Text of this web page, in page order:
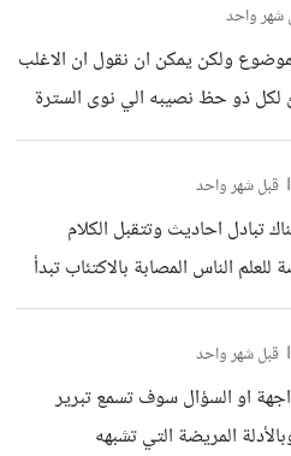
شهر واحد
ولكن يمكن ان نقول ان الاغلب
لكل ذو حظ نصيبه الي نوى السترة
فيه ولي نوى يعيش الموضوع
راح تجيله الصفقة في قصة انه حتى بين الازواج استغلال
تعمل في وظيفتها والزوج في
اصرفي وانا كل ما اجي اجازة
قبل شهر واحد
تبادل احاديث وتتقبل الكلام
الناس المصابة بالاكتئاب تبدأ
وبرائحتها لا يوجد انسان يحب
لان بالاصل رائحته سيئة
التي تحب او ما النوع الذي تشتريه
فوق رائحة كريهه هنا مرحلة
قبل شهر واحد
او السؤال سوف تسمع تبرير
المريضة التي تشبهه